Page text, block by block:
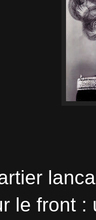
le front